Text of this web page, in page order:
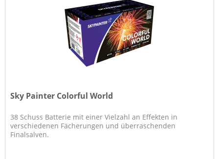
Sky Painter Colorful World
38 Schuss Batterie mit einer Vielzahl an Effekten in
verschiedenen Fächerungen und überraschenden
Finalsalven.